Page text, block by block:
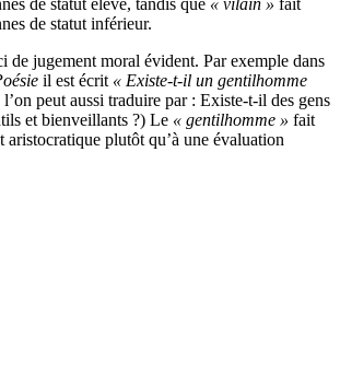
de statut inférieur.
de jugement moral évident. Par exemple dans
il est écrit « Existe-t-il un gentilhomme
l’on peut aussi traduire par : Existe-t-il des gens
et bienveillants ?) Le « gentilhomme » fait
aristocratique plutôt qu’à une évaluation